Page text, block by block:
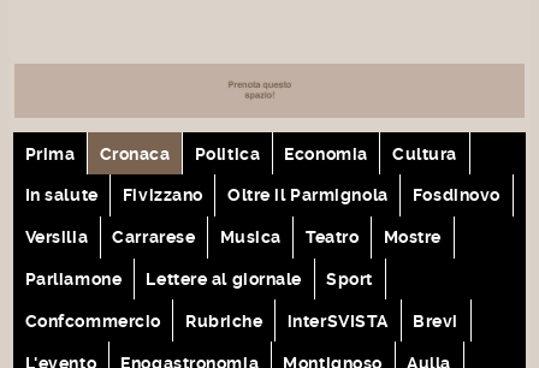
Prima Cronaca Politica Economia Cultura
In salute Fivizzano Oltre il Parmignola Fosdinovo
Versilia Carrarese Musica Teatro Mostre
Parliamone Lettere al giornale Sport
Confcommercio Rubriche interSVISTA Brevi
L'evento Enogastronomia Montignoso Aulla